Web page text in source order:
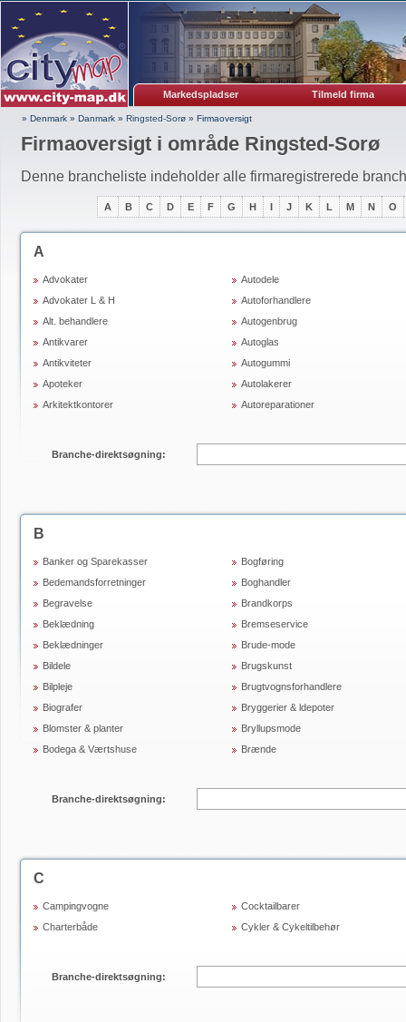
Markedspladser Tilmeld firma
» Denmark » Danmark » Ringsted-Sorø » Firmaoversigt
Firmaoversigt i område Ringsted-Sorø
Denne brancheliste indeholder alle firmaregistrerede
A B C D E F G H I J K L M N O
A
Advokater
Advokater L & H
Alt. behandlere
Antikvarer
Antikviteter
Apoteker
Arkitektkontorer
Autodele
Autoforhandlere
Autogenbrug
Autoglas
Autogummi
Autolakerer
Autoreparationer
Branche-direktsøgning:
B
Banker og Sparekasser
Bedemandsforretninger
Begravelse
Beklædning
Beklædninger
Bildele
Bilpleje
Biografer
Blomster & planter
Bodega & Værtshuse
Bogføring
Boghandler
Brandkorps
Bremseservice
Brude-mode
Brugskunst
Brugtvognsforhandlere
Bryggerier & ldepoter
Bryllupsmode
Brænde
Branche-direktsøgning:
C
Campingvogne
Charterbåde
Cocktailbarer
Cykler & Cykeltilbehør
Branche-direktsøgning: